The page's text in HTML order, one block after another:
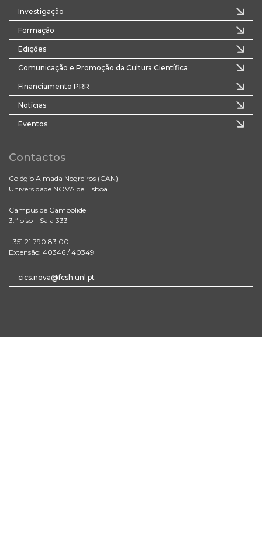
Investigação
Formação
Edições
Comunicação e Promoção da Cultura Científica
Financiamento PRR
Notícias
Eventos
Contactos
Colégio Almada Negreiros (CAN)
Universidade NOVA de Lisboa
Campus de Campolide
3.º piso – Sala 333
+351 21 790 83 00
Extensão: 40346 / 40349
cics.nova@fcsh.unl.pt